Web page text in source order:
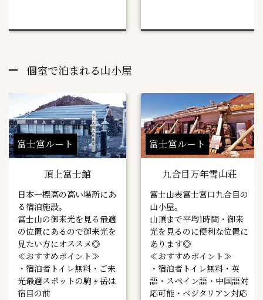
個室で泊まれる山小屋
富士宮ルート
頂上富士館
日本一標高の高い場所にあ
る宿泊施設。
富士山の御来光を見る最適
の位置にあるので御来光を
見たい方にオススメ◎
≪おすすめポイント≫
・宿泊者トイレ無料・ご来
光最適スポットの駒ヶ岳は
宿目の前
富士宮ルート
九合目万年雪山荘
富士山表富士宮口九合目の
山小屋。
山頂まで平均1時間・御来
光を見るのに便利な位置に
あります◎
≪おすすめポイント≫
・宿泊者トイレ無料・英
語・スペイン語・中国語対
応可能・ベジタリアン対応